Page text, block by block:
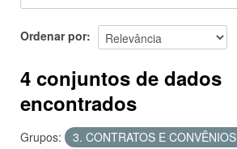
Sobre
Ordenar por
4 conjuntos de dados
encontrados
Grupos:
3. CONTRATOS E CONVÊNIOS